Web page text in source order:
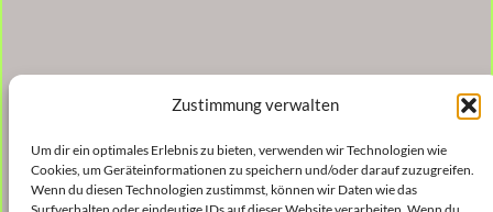
Zustimmung verwalten
Um dir ein optimales Erlebnis zu bieten, verwenden wir Technologien wie
Cookies, um Geräteinformationen zu speichern und/oder darauf zuzugreifen.
Wenn du diesen Technologien zustimmst, können wir Daten wie das